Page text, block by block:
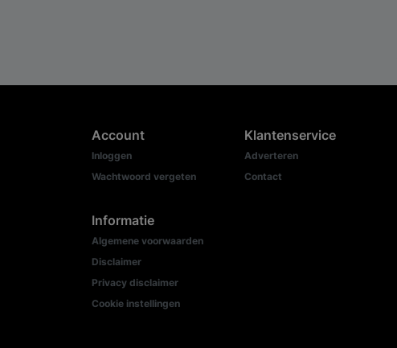
Account
Inloggen
Wachtwoord vergeten
Informatie
Algemene voorwaarden
Disclaimer
Privacy disclaimer
Cookie instellingen
Klantenservice
Adverteren
Contact